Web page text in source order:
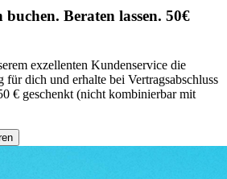
Beraten lassen. 50€
exzellenten Kundenservice die
dich und erhalte bei Vertragsabschluss
€ geschenkt (nicht kombinierbar mit